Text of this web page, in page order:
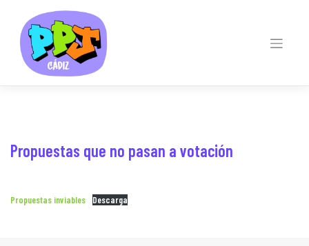
content
Propuestas que no pasan a votación
Propuestas inviables Descarga